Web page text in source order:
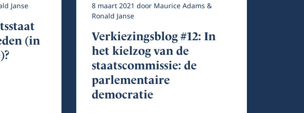
Janse
(in
8 maart 2021 door Maurice Adams &
Ronald Janse
Verkiezingsblog #12: In
het kielzog van de
staatscommissie: de
parlementaire
democratie